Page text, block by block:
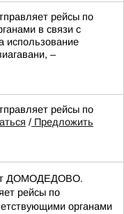
рейсы по
в связи с
использование
–
рейсы по
/ Предложить
ДОМОДЕДОВО.
рейсы по
органами